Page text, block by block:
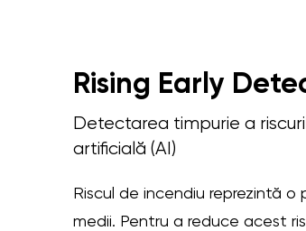
Rising Early
Detectarea timpurie a
artificială (AI)
Riscul de incendiu reprezintă
medii. Pentru a reduce acest